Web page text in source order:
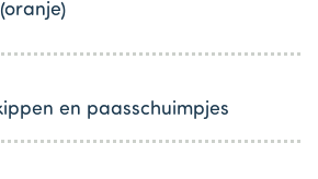
en paasschuimpjes